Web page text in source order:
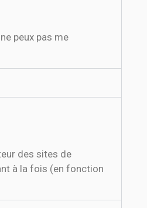
peux pas me
des sites de
à la fois (en fonction